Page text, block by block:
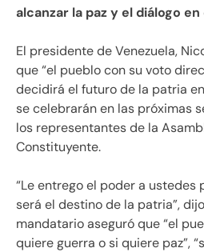
alcanzar la paz y el diálogo en
El presidente de Venezuela,
que “el pueblo con su voto
decidirá el futuro de la patria
se celebrarán en las próximas
los representantes de la
Constituyente.
“Le entrego el poder a ustedes
será el destino de la patria”,
mandatario aseguró que “el
quiere guerra o si quiere paz”,